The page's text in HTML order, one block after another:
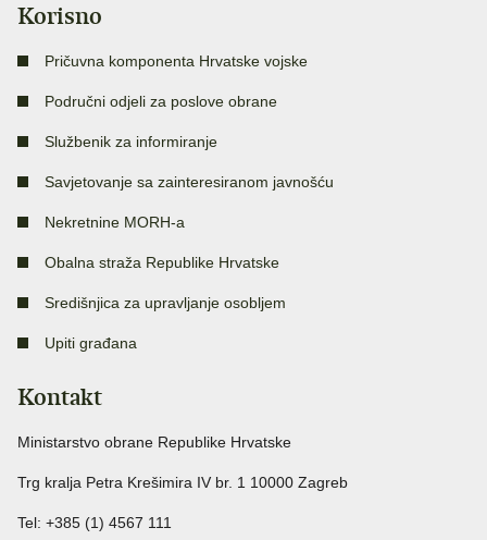
Korisno
Pričuvna komponenta Hrvatske vojske
Područni odjeli za poslove obrane
Službenik za informiranje
Savjetovanje sa zainteresiranom javnošću
Nekretnine MORH-a
Obalna straža Republike Hrvatske
Središnjica za upravljanje osobljem
Upiti građana
Kontakt
Ministarstvo obrane Republike Hrvatske
Trg kralja Petra Krešimira IV br. 1 10000 Zagreb
Tel: +385 (1) 4567 111